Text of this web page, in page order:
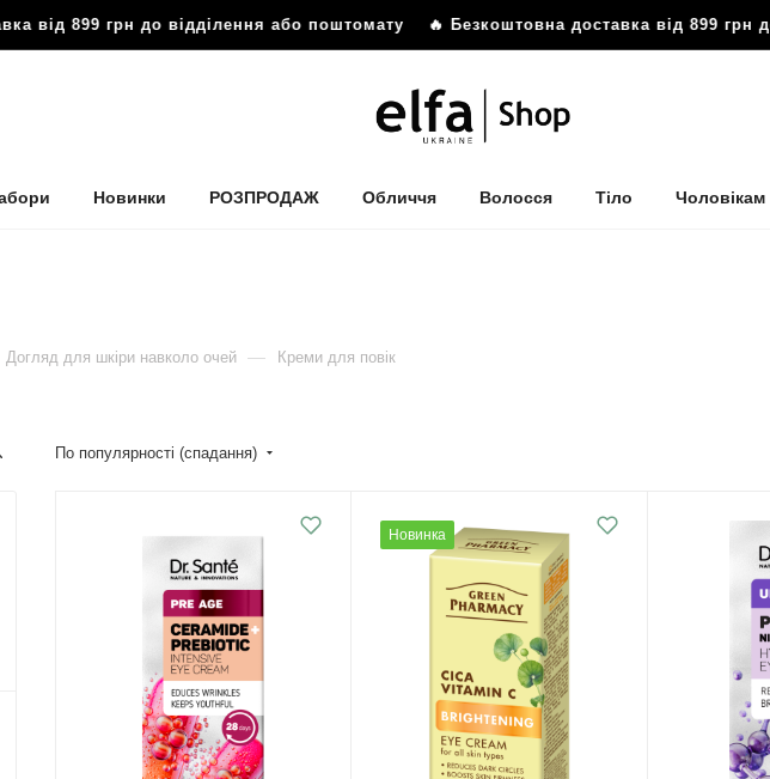
899 грн до відділення або поштомату🔥 Безкоштовна доставка від 899 грн до
Новинки РОЗПРОДАЖ Обличчя Волосся Тіло Чоловікам
Догляд для шкіри навколо очей — Креми для повік
По популярності (спадання)
Новинка